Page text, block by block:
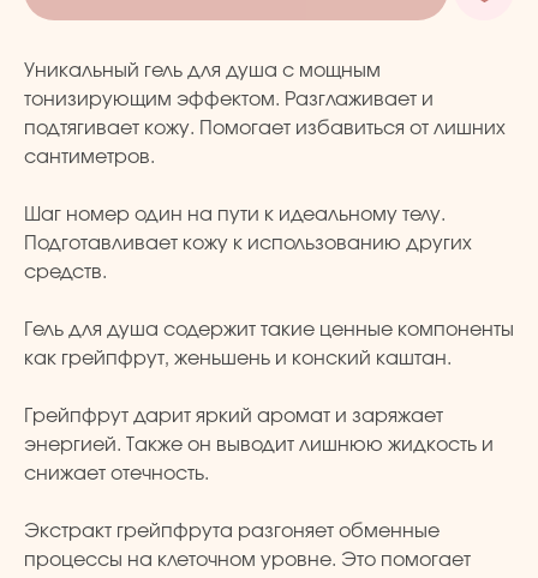
Уникальный гель для душа с мощным
тонизирующим эффектом. Разглаживает и
подтягивает кожу. Помогает избавиться от лишних
сантиметров.
Шаг номер один на пути к идеальному телу.
Подготавливает кожу к использованию других
средств.
Гель для душа содержит такие ценные компоненты
как грейпфрут, женьшень и конский каштан.
Грейпфрут дарит яркий аромат и заряжает
энергией. Также он выводит лишнюю жидкость и
снижает отечность.
Экстракт грейпфрута разгоняет обменные
процессы на клеточном уровне. Это помогает